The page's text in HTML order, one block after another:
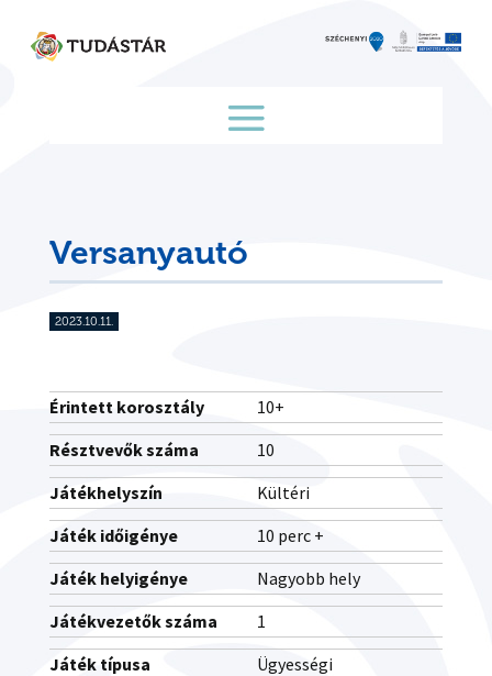
content
Versanyautó
2023.10.11.
Érintett korosztály
10+
Résztvevők száma
10
Játékhelyszín
Kültéri
Játék időigénye
10 perc +
Játék helyigénye
Nagyobb hely
Játékvezetők száma
1
Játék típusa
Ügyességi